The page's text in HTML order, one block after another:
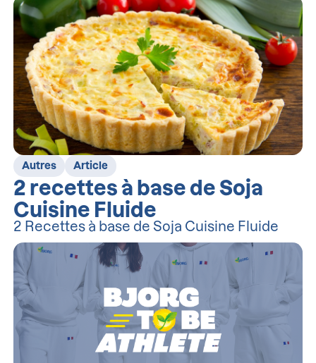
Autres Article
2 recettes à base de Soja
Cuisine Fluide
2 Recettes à base de Soja Cuisine Fluide